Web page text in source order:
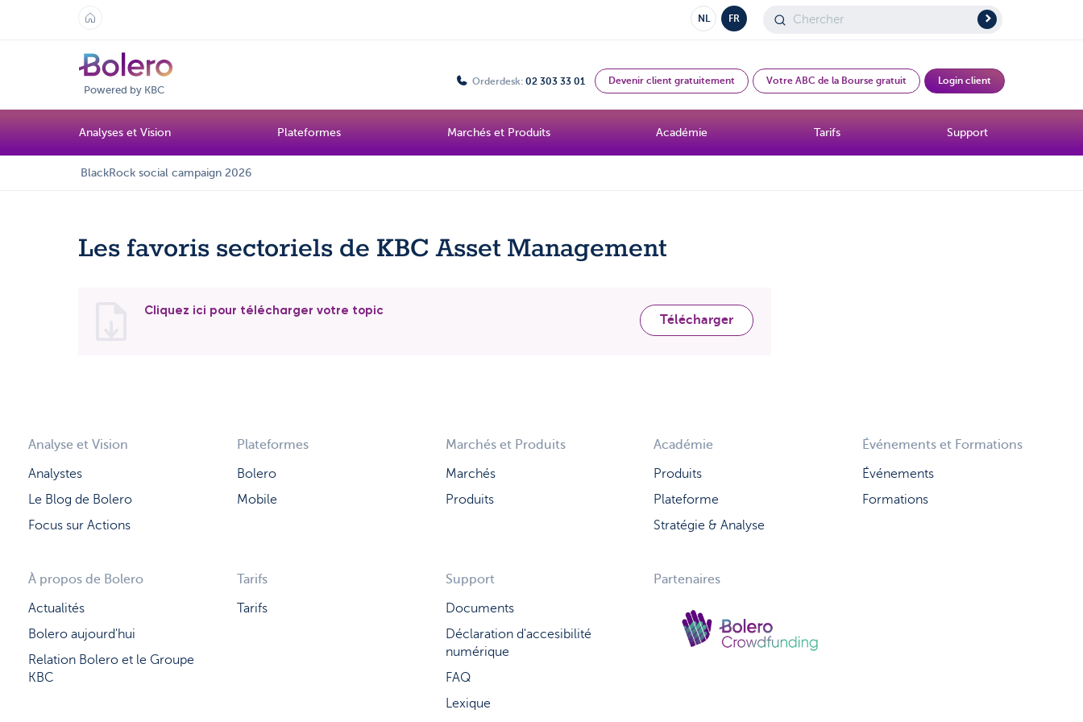
NL FR
Powered by KBC
Orderdesk: 02 303 33 01 Devenir client gratuitement Votre ABC de la Bourse gratuit Login client
Analyses et Vision Plateformes Marchés et Produits Académie Tarifs Support
BlackRock social campaign 2026
Les favoris sectoriels de KBC Asset Management
Cliquez ici pour télécharger votre topic
Télécharger
Analyse et Vision
Analystes
Le Blog de Bolero
Focus sur Actions
Plateformes
Bolero
Mobile
Marchés et Produits
Marchés
Produits
Académie
Produits
Plateforme
Stratégie & Analyse
Événements et Formations
Événements
Formations
À propos de Bolero
Actualités
Bolero aujourd'hui
Relation Bolero et le Groupe
KBC
Tarifs
Tarifs
Support
Documents
Déclaration d'accesibilité
numérique
FAQ
Lexique
Partenaires